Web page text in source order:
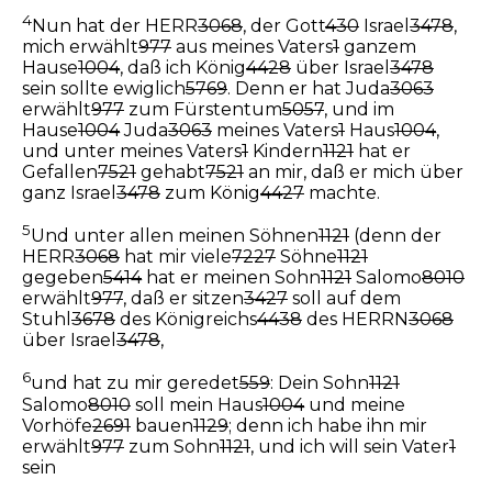
4Nun hat der HERR3068, der Gott430 Israel 3478,
mich erwählt977 aus meines Vaters1 ganzem
Hause1004, daß ich König4428 über Israel 3478
sein sollte ewiglich5769. Denn er hat Juda3063
erwählt977 zum Fürstentum5057, und im
Hause1004Juda3063 meines Vaters1 Haus1004,
und unter meines Vaters1 Kindern1121 hat er
Gefallen7521 gehabt7521 an mir, daß er mich über
ganz Israel 3478 zum König4427 machte.
5Und unter allen meinen Söhnen1121 (denn der
HERR3068 hat mir viele7227 Söhne1121
gegeben5414hat er meinen Sohn1121 Salomo8010
erwählt977, daß er sitzen3427 soll auf dem
Stuhl 3678 des Königreichs4438 des HERRN3068
über Israel 3478,
6und hat zu mir geredet559: Dein Sohn1121
Salomo8010 soll mein Haus1004und meine
Vorhöfe2691 bauen1129; denn ich habe ihn mir
erwählt977 zum Sohn1121, und ich will sein Vater1
sein